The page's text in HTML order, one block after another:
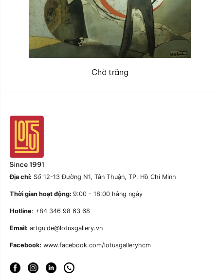
Chờ trăng
Địa chỉ: Số 12-13 Đường N1, Tân Thuận, TP. Hồ Chí Minh
Thời gian hoạt động: 9:00 - 18:00 hằng ngày
Hotline: +84 346 98 63 68
Email: artguide@lotusgallery.vn
Facebook: www.facebook.com/lotusgalleryhcm